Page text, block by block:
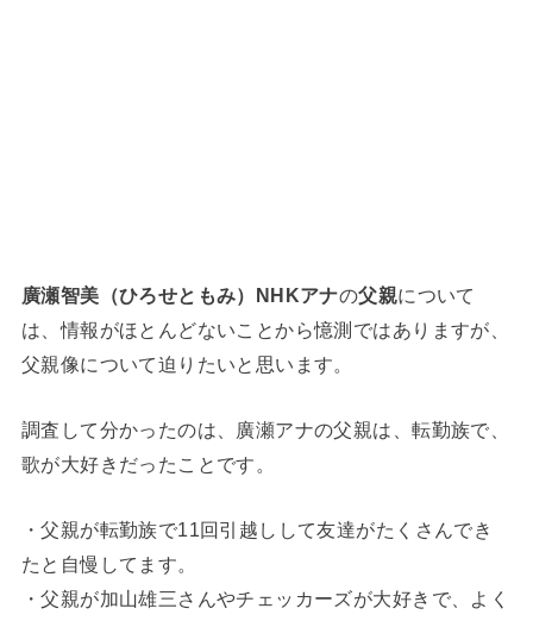
廣瀬智美（ひろせともみ）NHKアナの父親について
は、情報がほとんどないことから憶測ではありますが、
父親像について迫りたいと思います。
調査して分かったのは、廣瀬アナの父親は、転勤族で、
歌が大好きだったことです。
・父親が転勤族で11回引越しして友達がたくさんでき
たと自慢してます。
・父親が加山雄三さんやチェッカーズが大好きで、よく